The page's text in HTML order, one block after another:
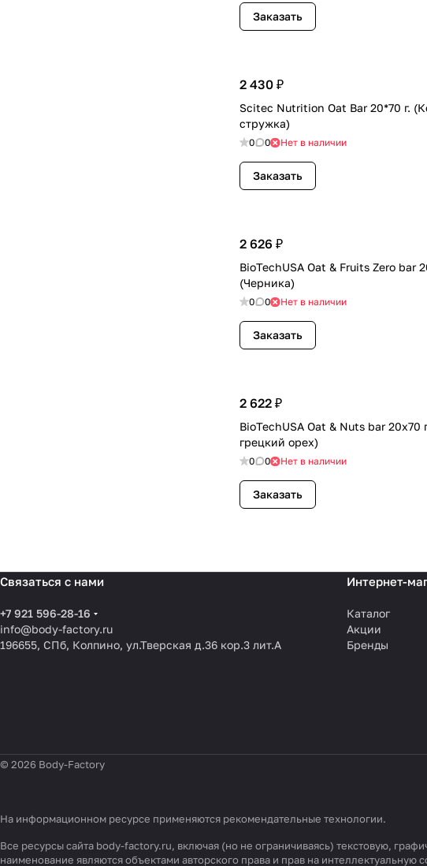
Заказать
2 430 ₽
Scitec Nutrition Oat Bar 20*70 г.
стружка)
0 0 Нет в наличии
Заказать
2 626 ₽
BioTechUSA Oat & Fruits Zero bar
(Черника)
0 0 Нет в наличии
Заказать
2 622 ₽
BioTechUSA Oat & Nuts bar 20x70
грецкий орех)
0 0 Нет в наличии
Заказать
Связаться с нами
+7 921 596-28-16
info@body-factory.ru
196655, СПб, Колпино, ул.Тверская д.36 кор.3 лит.А
Интернет-
Каталог
Акции
Бренды
© 2026 Body-Factory
На информационном ресурсе применяются рекомендательные технологии.
Все ресурсы сайта body-factory.ru, включая (но не ограничиваясь) текстовую,
наименование являются объектами авторского права и прав на